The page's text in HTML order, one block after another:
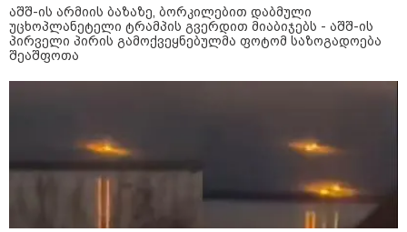
აშშ-ის არმიის ბაზაზე, ბორკილებით დაბმული
უცხოპლანეტელი ტრამპის გვერდით მიაბიჯებს - აშშ-ის
პირველი პირის გამოქვეყნებულმა ფოტომ საზოგადოება
შეაშფოთა